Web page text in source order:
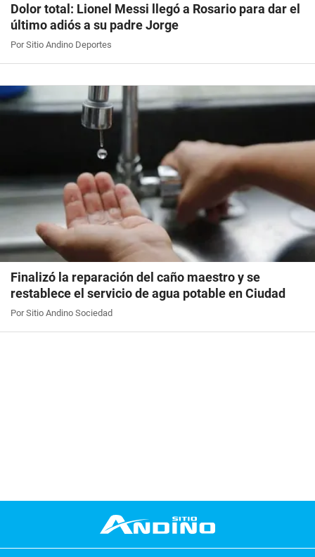
Dolor total: Lionel Messi llegó a Rosario para dar el
último adiós a su padre Jorge
Por Sitio Andino Deportes
Finalizó la reparación del caño maestro y se
restablece el servicio de agua potable en Ciudad
Por Sitio Andino Sociedad